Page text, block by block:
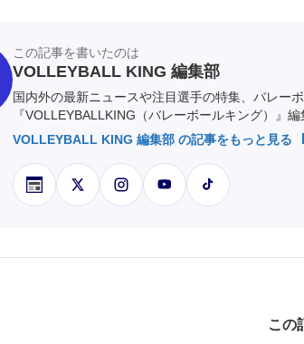
この記事を書いたのは
VOLLEYBALL KING 編集部
国内外の最新ニュースや注目選手の特集、バレー
『VOLLEYBALLKING（バレーボールキング）』編
VOLLEYBALL KING 編集部 の記事をもっと見る
この